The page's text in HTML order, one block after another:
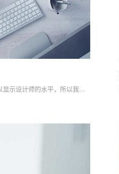
医院网站设计和建设最重要的部分是网站外观的优化。网站的外观可以显示设计师的水平，所以我们会在互联网上看到各种类型的网站。接下来，我们将与北京网站建设公司的专业人员讨论医院网站设计的要素。